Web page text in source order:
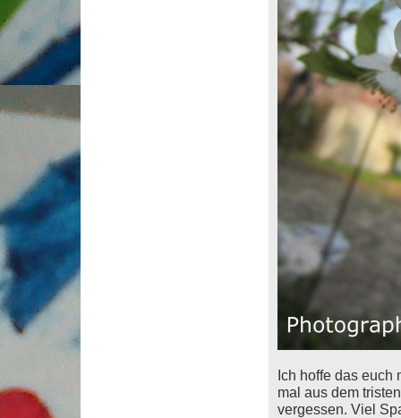
Ich hoffe das euch
mal aus dem
vergessen. Viel